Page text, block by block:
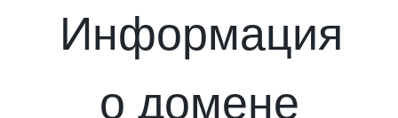
Информация
о домене